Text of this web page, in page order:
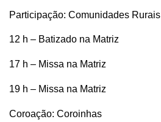
Participação: Comunidades Rurais
12 h – Batizado na Matriz
17 h – Missa na Matriz
19 h – Missa na Matriz
Coroação: Coroinhas